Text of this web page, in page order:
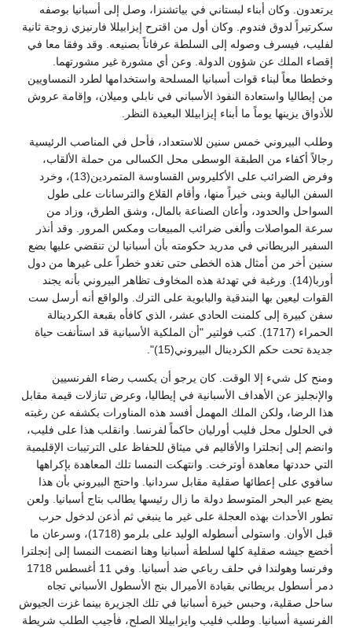
يرتعدون. وكان أبناء لبستاني في بياتشنزا، وصل إلى أسبانيا بوصفه
سكرتيراً لدوق فندوم. وكان أول من اقترح إيزابيللا فارنيزي زوجة ثانية
لفليب، فيسرف وصوله إلى السلطة عرفاناً بصنيعه. وقد وفقا معا في
إقصاء الملك عن شؤون الدولة. وعن أي مشورة غير مشورتهما.
وخططا معاً لبناء قوات أسبانيا المسلحة واستخدامها لطرد النمساويين
من إيطاليا واستعادة النفوذ الأسباني في نابلي وميلان، وإقامة عروش
للأذواق يزينها يوماً ما أبناء إيزابيللا البعيدة النظر.
وطلب البيروني خمس سنين للاستعداد، فأحل في المناصب الرئيسية
رجالاً أكفاء من الطبقة الوسطى محل الكسالى من حملة الألقاب،
وفرض الضرائب على الأكليروس القساوسة المتمردين(13)، وخرد
السفن البالية وبنى خيراً منها، وأقام القلاع والترسانات على طول
السواحل والحدود، وأعان الصناعة بالمال، وشق الطرق، وزاد من
سرعة المواصلات وألغى ضرائب المبيعات ومكس المرور. وقد أنذر
السفير البريطاني في مدريد حكومته بأن أسبانيا لن تنقضي عليها بضع
سنين أخر من أمثال هذه الخطى حتى تغدو خطراً على غيرها من دول
أوربا(14). ورغبة في تهدئة هذه المخاوف تظاهر البيروني بأنه يجند
القوات ليعين بها البندقية والبابوية على الترك. والواقع أنه أرسل ست
سفن كبيرة إلى كلمنت الحادي عشر، الذي كافأه بقبعة الكردينالة
الحمراء (1717). كتب فولتير "أن الملكية الأسبانية قد استأنفت حياة
جديدة تحت حكم الكردينال البيروني(15)".
ومنح كل شيء إلا الوقت. كان يرجو أن يكسب رضاء الفرنسيين
والإنجليز عن الأهداف الأسبانية في إيطاليا، وعرض تنازلات قيمة مقابل
هذا الرضا، ولكن الملك المهمل أفسد هذه المناورات بكشفه عن رغبته
في الحلول محل فليب أورليان حاكماً لفرنسا. وانقلب هذا على فليب،
وانضم إلى إنجلترا والأقاليم في ميثاق للحفاظ على الترتيبات الإقليمية
التي حددتها معاهدة أوترخت. وانتهكت النمسا تلك المعاهدة بإكراهها
سافوي على إعطائها صقلية مقابل سردانيا. واحتج البيروني بأن هذا
يضع عبر البحر المتوسط دولة ما زال رئيسها يطالب بتاج أسبانيا. ولعن
تطور الأحداث بهذه العجلة على غير ما ينبغي ثم أذعن لدخول حرب
قبل الأوان. واستولى أسطوله الوليد على بلرمو (1718)، وسرعان ما
أخضع جيشه صقلية كلها لسلطة أسبانيا وهنا انضمت النمسا إلى إنجلترا
وفرنسا وهولندا في حلف رباعي ضد أسبانيا. وفي 11 أغسطس 1718
دمر أسطول بريطاني بقيادة الأميرال بنج الأسطول الأسباني تجاه
ساحل صقلية، وحبس خيرة أسبانيا في تلك الجزيرة بينما غزت الجيوش
الفرنسية أسبانيا. وطلب فليب وايزابيللا الصلح، فأجيب الطلب شريطة